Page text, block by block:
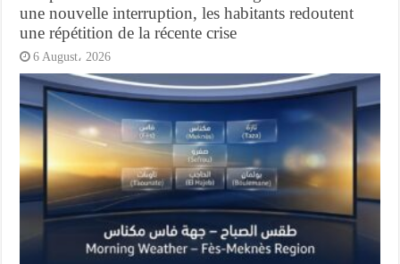
une nouvelle interruption, les habitants redoutent
une répétition de la récente crise
6 August، 2026